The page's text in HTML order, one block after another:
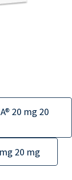
20 mg 20
20 mg